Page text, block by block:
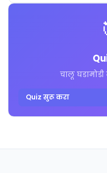
चालू
Quiz सुरू करा